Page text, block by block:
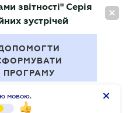
RU
звітності" Серія
зустрічей
ПРОГРАМУ
мовою.